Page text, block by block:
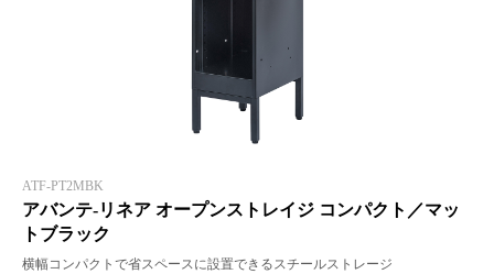
ATF-PT2MBK
アバンテ-リネア オープンストレイジ コンパクト／マッ
トブラック
横幅コンパクトで省スペースに設置できるスチールストレージ